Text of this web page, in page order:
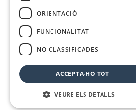
Amb el suport de
ORIENTACIÓ
FUNCIONALITAT
NO CLASSIFICADES
ACCEPTA-HO TOT
VEURE ELS DETALLS